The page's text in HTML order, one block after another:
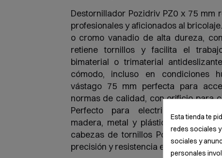
Destornillador Pozidriv PZ0 x 75 mm
profesionales y aficionados al
o cromo vanadio de alta dureza,
retiene tornillos y facilita el
bimaterial o trimaterial
cómodo, incluso en condiciones
vástago 75 mm perfecta para
normas de calidad, con orificio para
Perfecto para electricistas,
madera, metal y plástico. Asegura
cabezas de tornillos Pozidriv. EAN
precisión y resistencia en ferretería
Esta tienda te
redes sociales
sociales y
personales